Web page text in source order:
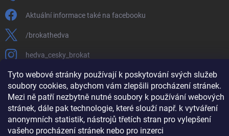
Tyto webové stránky používají k poskytování svých služeb
soubory cookies, abychom vám zlepšili procházení stránek.
Mezi ně patří nezbytně nutné soubory k používání webových
stránek, dále pak technologie, které slouží např. k vytváření
anonymních statistik, nástrojů třetích stran pro vylepšení
vašeho procházení stránek nebo pro inzerci
Aktuální informace také na facebooku
/brokathedva
hedva_cesky_brokat
https://www.youtube.com/channel/
Copyright 2026Hedva ČESKÝ BROKÁT . Všechna práva vyhrazena.Upravit
nastavení cookies